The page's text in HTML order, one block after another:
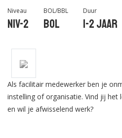
Niveau
Niv-2
BOL/BBL
BOL
Duur
1-2 jaar
Als facilitair medewerker ben je
instelling of organisatie. Vind jij het
en wil je afwisselend werk?